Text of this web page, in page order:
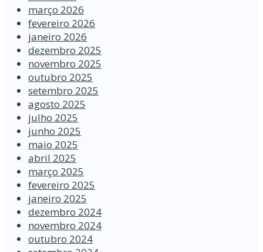
março 2026
fevereiro 2026
janeiro 2026
dezembro 2025
novembro 2025
outubro 2025
setembro 2025
agosto 2025
julho 2025
junho 2025
maio 2025
abril 2025
março 2025
fevereiro 2025
janeiro 2025
dezembro 2024
novembro 2024
outubro 2024